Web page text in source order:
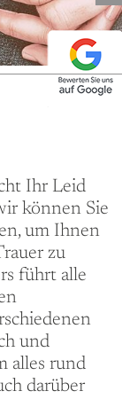
Ihr Leid
können Sie
um Ihnen
zu
führt alle
und
alles rund
darüber